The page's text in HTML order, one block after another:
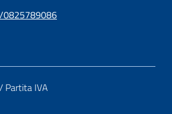
0825789086
Partita IVA